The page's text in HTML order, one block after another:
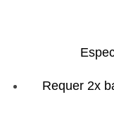
Requer 2x